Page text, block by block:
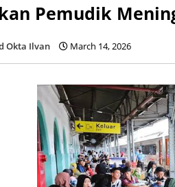
Pemudik
Okta Ilvan March 14, 2026